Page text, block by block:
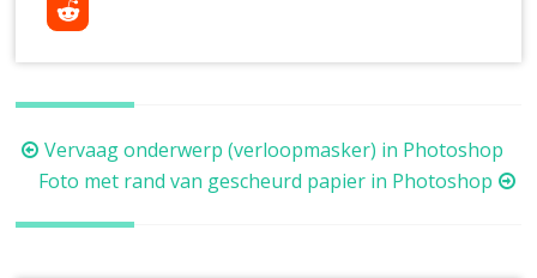
Berichtnavigatie
Vervaag onderwerp (verloopmasker) in Photoshop
Foto met rand van gescheurd papier in Photoshop